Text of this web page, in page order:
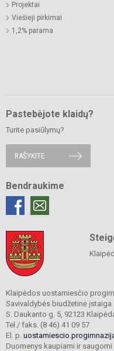
Projektai
Viešieji pirkimai
1,2% parama
Pastebėjote klaidų?
Turite pasiūlymų?
RAŠYKITE
Bendraukime
Klaipėdos uostamiesčio
Savivaldybės biudžetinė įstaiga
S. Daukanto g. 5, 92123
Tel./ faks. (8 46) 41 09 57
El. p.
Duomenys kaupiami ir saugomi